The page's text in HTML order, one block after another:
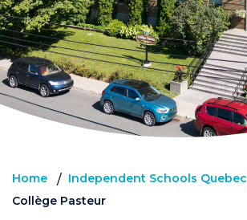
Home / Independent Schools Quebec
Collège Pasteur